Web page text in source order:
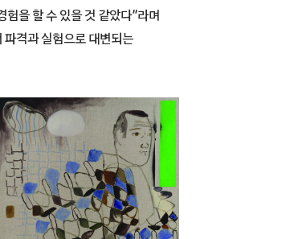
을 할 수 있을 것 같았다”라며
파격과 실험으로 대변되는